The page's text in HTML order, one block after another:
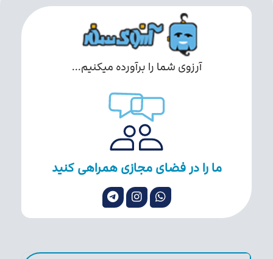
آرزوی شما را برآورده میکنیم...
ما را در فضای مجازی همراهی کنید